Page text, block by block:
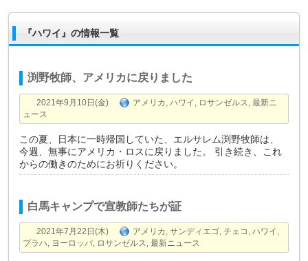
『ハワイ』の情報一覧
渕野牧師、アメリカに戻りました
2021年9月10日(金) アメリカ ,ハワイ , ロサンゼルス,最新ニ
ュース
この夏、日本に一時帰国していた、エルサレム渕野牧師は、
今週、無事にアメリカ・ロスに戻りました。 引き続き、これ
からの働きのためにお祈りください。
白馬キャンプで宣教師たちが証
2021年7月22日(木) アメリカ ,サンディエゴ,チェコ ,ハワイ ,
プラハ, ヨーロッパ, ロサンゼルス,最新ニュース